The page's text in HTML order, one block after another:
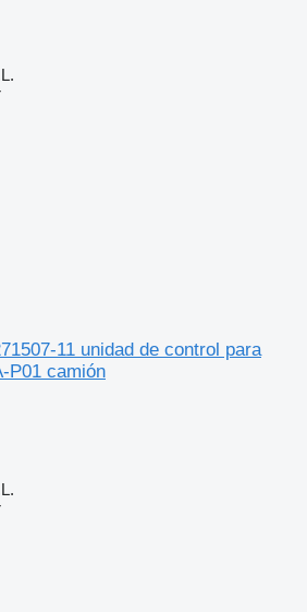
11 unidad de control para
P01 camión